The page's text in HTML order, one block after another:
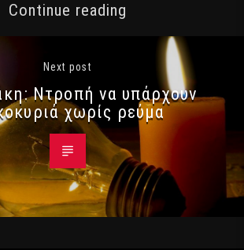
Continue reading
Next post
Ντροπή να υπάρχουν
χωρίς ρεύμα